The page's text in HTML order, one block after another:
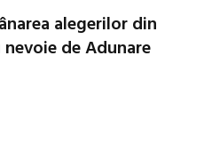
alegerilor din
nevoie de Adunare